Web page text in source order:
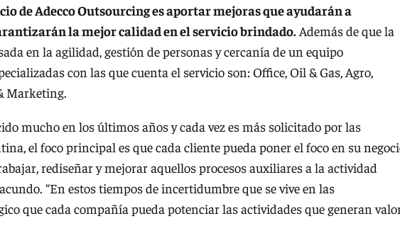
de Adecco Outsourcing es aportar mejoras que ayudarán a
la mejor calidad en el servicio brindado. Además de que la
en la agilidad, gestión de personas y cercanía de un equipo
con las que cuenta el servicio son: Office, Oil & Gas, Agro,
Marketing.
mucho en los últimos años y cada vez es más solicitado por las
el foco principal es que cada cliente pueda poner el foco en su
rediseñar y mejorar aquellos procesos auxiliares a la actividad
“En estos tiempos de incertidumbre que se vive en las
que cada compañía pueda potenciar las actividades que generan